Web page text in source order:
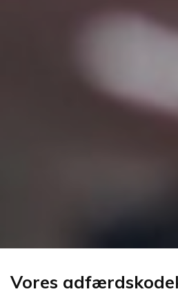
Vores